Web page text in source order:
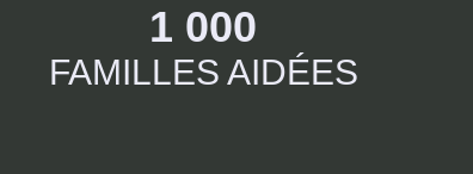
1 000
FAMILLES AIDÉES